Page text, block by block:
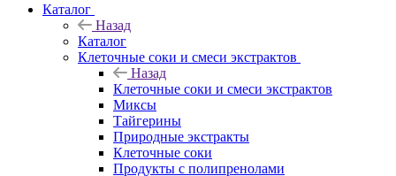
Каталог
Назад
Каталог
Клеточные соки и смеси экстрактов
Назад
Клеточные соки и смеси экстрактов
Миксы
Тайгерины
Природные экстракты
Клеточные соки
Продукты с полипренолами